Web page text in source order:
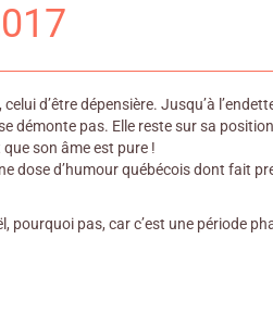
d’être dépensière. Jusqu’à
démonte pas. Elle reste sur sa
son âme est pure !
dose d’humour québécois dont fait
pourquoi pas, car c’est une période